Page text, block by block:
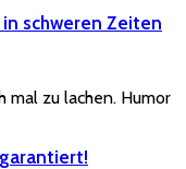
schweren Zeiten
mal zu lachen. Humor